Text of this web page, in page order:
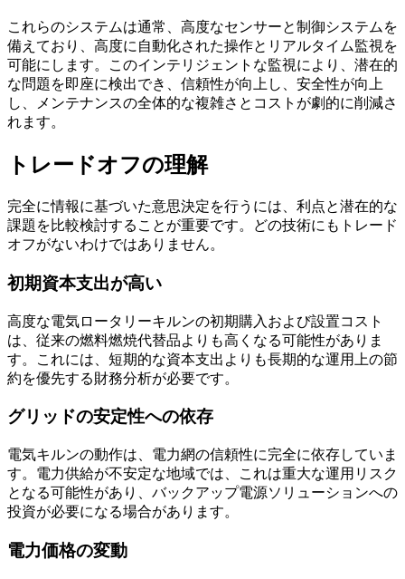
これらのシステムは通常、高度なセンサーと制御システムを
備えており、高度に自動化された操作とリアルタイム監視を
可能にします。このインテリジェントな監視により、潜在的
な問題を即座に検出でき、信頼性が向上し、安全性が向上
し、メンテナンスの全体的な複雑さとコストが劇的に削減さ
れます。
トレードオフの理解
完全に情報に基づいた意思決定を行うには、利点と潜在的な
課題を比較検討することが重要です。どの技術にもトレード
オフがないわけではありません。
初期資本支出が高い
高度な電気ロータリーキルンの初期購入および設置コスト
は、従来の燃料燃焼代替品よりも高くなる可能性がありま
す。これには、短期的な資本支出よりも長期的な運用上の節
約を優先する財務分析が必要です。
グリッドの安定性への依存
電気キルンの動作は、電力網の信頼性に完全に依存していま
す。電力供給が不安定な地域では、これは重大な運用リスク
となる可能性があり、バックアップ電源ソリューションへの
投資が必要になる場合があります。
電力価格の変動